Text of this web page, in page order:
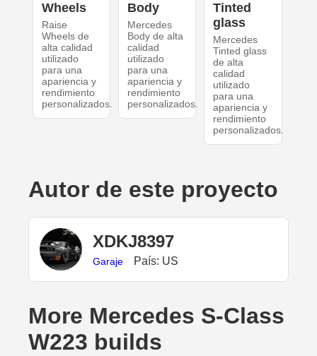
Wheels
Raise
Wheels de
alta calidad
utilizado
para una
apariencia y
rendimiento
personalizados.
Body
Mercedes
Body de alta
calidad
utilizado
para una
apariencia y
rendimiento
personalizados.
Tinted
glass
Mercedes
Tinted glass
de alta
calidad
utilizado
para una
apariencia y
rendimiento
personalizados.
Autor de este proyecto
XDKJ8397
Garaje País: US
More Mercedes S-Class
W223 builds